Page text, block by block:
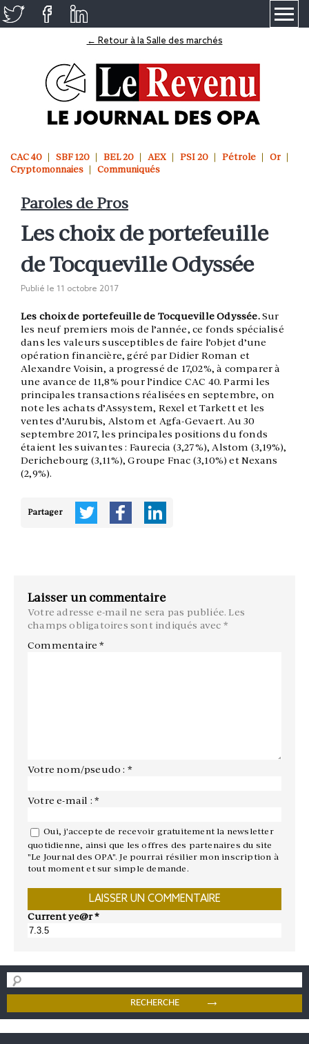
← Retour à la Salle des marchés
CAC 40 SBF 120 BEL 20 AEX PSI 20 Pétrole
Or
Cryptomonnaies
Communiqués
Paroles de Pros
Les choix de portefeuille
de Tocqueville Odyssée
Publié le 11 octobre 2017
Les choix de portefeuille de Tocqueville Odyssée.Sur
les neuf premiers mois de l’année, ce fonds spécialisé
dans les valeurs susceptibles de faire l’objet d’une
opération financière, géré par Didier Roman et
Alexandre Voisin, a progressé de 17,02%, à comparer à
une avance de 11,8% pour l’indice CAC 40. Parmi les
principales transactions réalisées en septembre, on
note les achats d’Assystem, Rexel et Tarkett et les
ventes d’Aurubis, Alstom et Agfa-Gevaert. Au 30
septembre 2017, les principales positions du fonds
étaient les suivantes : Faurecia (3,27%), Alstom (3,19%),
Derichebourg (3,11%), Groupe Fnac (3,10%) et Nexans
(2,9%).
Partager
Laisser un commentaire
Votre adresse e-mail ne sera pas publiée. Les
champs obligatoires sont indiqués avec *
Commentaire*
Votre nom/pseudo : *
Votre e-mail : *
Oui, j'accepte de recevoir gratuitement la newsletter
quotidienne, ainsi que les offres des partenaires du site
"Le Journal des OPA". Je pourrai résilier mon inscription à
tout moment et sur simple demande.
Current ye@r*